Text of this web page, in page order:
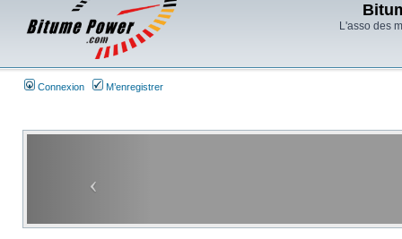
L'asso des
Connexion M’enregistrer